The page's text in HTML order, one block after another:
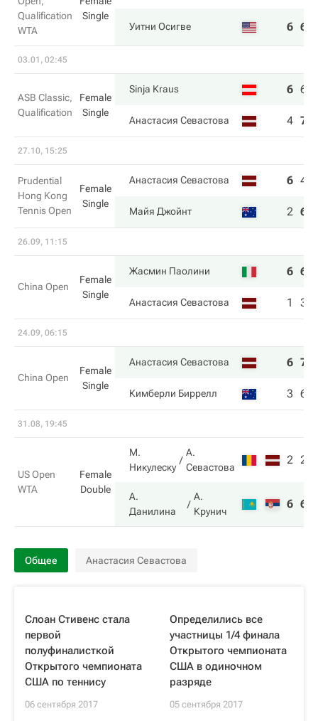
Qualification
WTA
Single
Уитни Осигве
6 6
03.01, 02:45
ASB Classic,
Qualification
Female
Single
Sinja Kraus 6 6
Анастасия Севастова 4 7
27.10, 15:25
Prudential
Hong Kong
Tennis Open
Female
Single
Анастасия Севастова 6 4
Майя Джойнт 2 6
26.09, 11:15
China Open
Female
Single
Жасмин Паолини 6 6
Анастасия Севастова 1 3
24.09, 06:15
China Open
Female
Single
Анастасия Севастова 6 7
Кимберли Биррелл 3 6
31.08, 19:45
US Open
WTA
Female
Double
М.
Никулеску
А.
Севастова
2 2
А.
Данилина
А.
Крунич
6 6
Общее Анастасия Севастова
Слоан Стивенс стала
первой
полуфиналисткой
Открытого чемпионата
США по теннису
06 сентября 2017
Определились все
участницы 1/4 финала
Открытого чемпионата
США в одиночном
разряде
05 сентября 2017